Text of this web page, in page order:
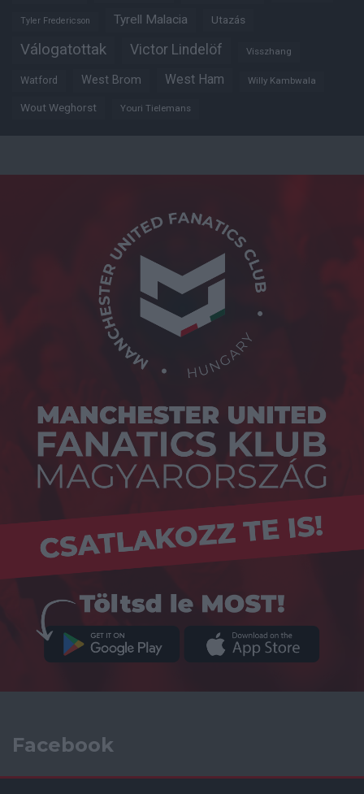
Tyler Fredericson Tyrell Malacia Utazás
Válogatottak Victor Lindelöf Visszhang
Watford West Brom West Ham Willy Kambwala
Wout Weghorst Youri Tielemans
Facebook